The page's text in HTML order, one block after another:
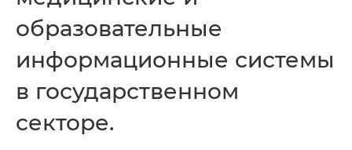
образовательные
информационные системы
в государственном
секторе.